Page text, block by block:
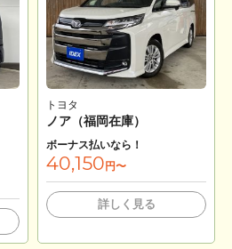
トヨタ
ノア（福岡在庫）
ボーナス払いなら！
40,150 円〜
詳しく見る